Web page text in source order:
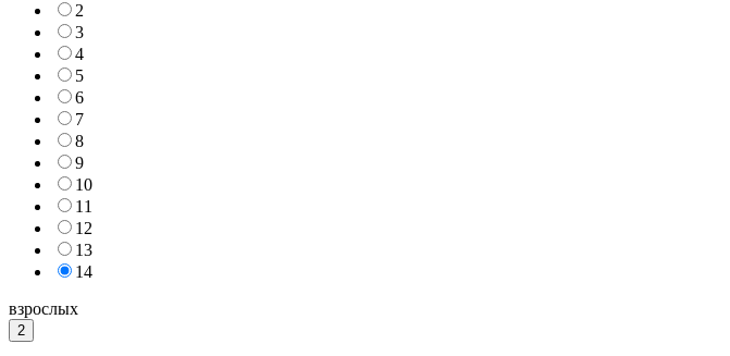
2
3
4
5
6
7
8
9
10
11
12
13
14
взрослых
2